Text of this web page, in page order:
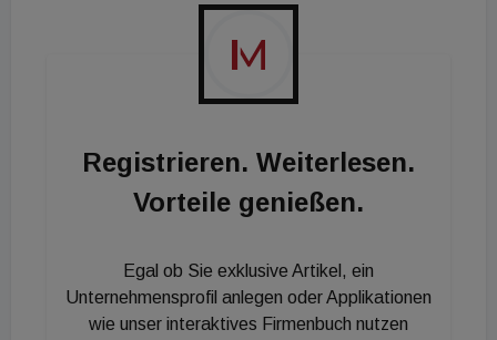
Widhofner, CEO der wieninvest Group, stolz.
Registrieren. Weiterlesen.
Vorteile genießen.
Egal ob Sie exklusive Artikel, ein
Unternehmensprofil anlegen oder Applikationen
wie unser interaktives Firmenbuch nutzen